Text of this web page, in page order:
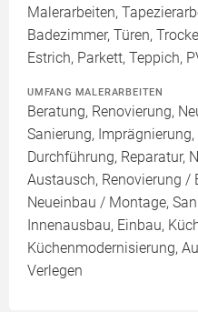
Malerarbeiten,
Badezimmer, Türen,
Estrich, Parkett, Teppich,
UMFANG MALERARBEITEN
Beratung, Renovierung,
Sanierung,
Durchführung, Reparatur,
Austausch, Renovierung /
Neueinbau / Montage,
Innenausbau, Einbau,
Küchenmodernisierung,
Verlegen